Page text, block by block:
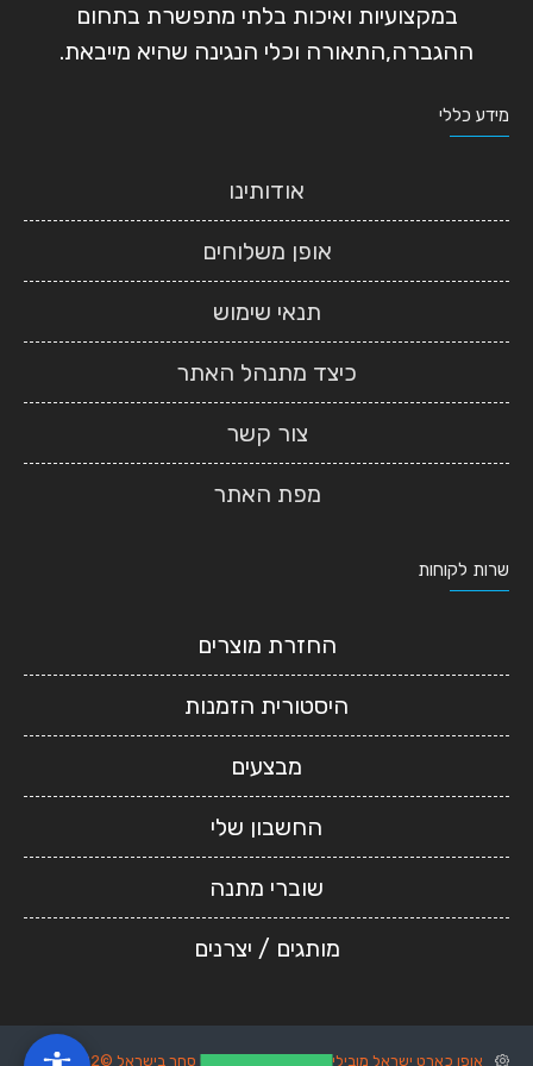
במקצועיות ואיכות בלתי מתפשרת בתחום
ההגברה,התאורה וכלי הנגינה שהיא מייבאת.
מידע כללי
אודותינו
אופן משלוחים
תנאי שימוש
כיצד מתנהל האתר
צור קשר
מפת האתר
שרות לקוחות
החזרת מוצרים
היסטורית הזמנות
מבצעים
החשבון שלי
שוברי מתנה
מותגים / יצרנים
אופן כארט ישראל מובילים בפיתוח ושיווק אתרי סחר בישראל ©2022